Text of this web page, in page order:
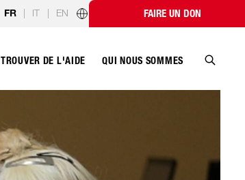
FR | IT | EN
Programmes par paysFAIRE UN DON
TROUVER DE L'AIDE QUI NOUS SOMMES